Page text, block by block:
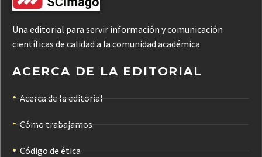
Una editorial para servir información y comunicación
científicas de calidad a la comunidad académica
ACERCA DE LA EDITORIAL
Acerca de la editorial
Cómo trabajamos
Código de ética